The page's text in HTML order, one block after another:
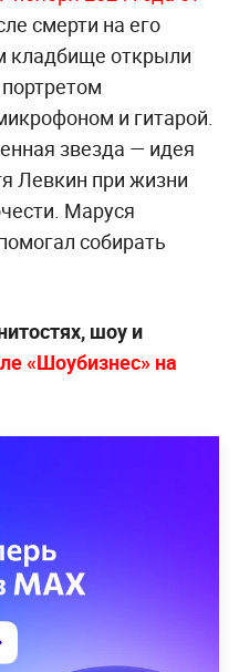
смерти на его
кладбище открыли
и гитарой.
звезда — идея
Левкин при жизни
Маруся
собирать
шоу и
«Шоубизнес» на